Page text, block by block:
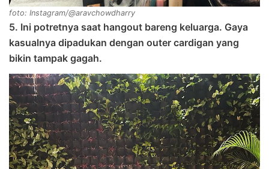
foto: Instagram/@aravchowdharry
5. Ini potretnya saat hangout bareng keluarga. Gaya
kasualnya dipadukan dengan outer cardigan yang
bikin tampak gagah.